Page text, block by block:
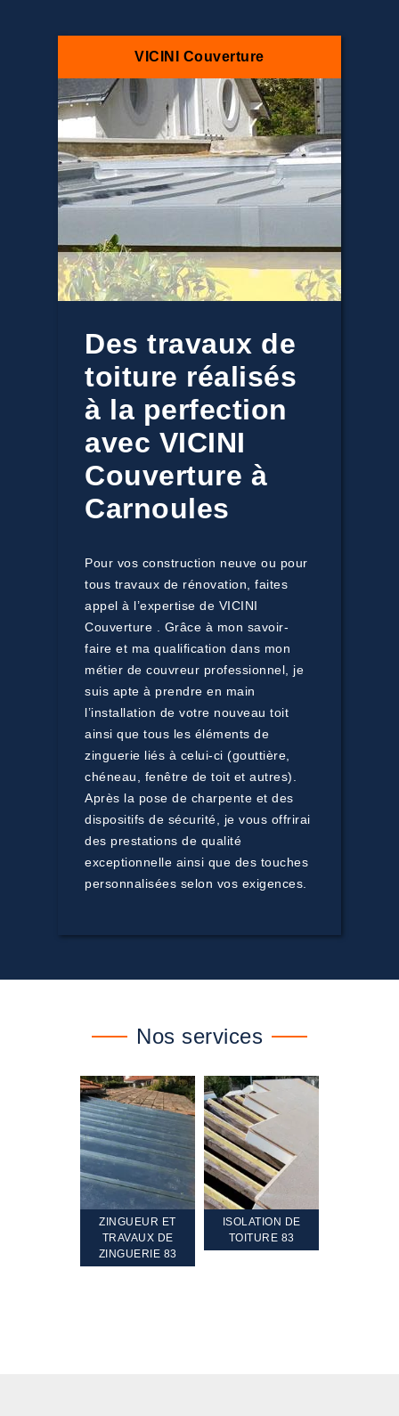
VICINI Couverture
Des travaux de
toiture réalisés
à la perfection
avec VICINI
Couverture à
Carnoules
Pour vos construction neuve ou pour
tous travaux de rénovation, faites
appel à l’expertise de VICINI
Couverture . Grâce à mon savoir-
faire et ma qualification dans mon
métier de couvreur professionnel, je
suis apte à prendre en main
l’installation de votre nouveau toit
ainsi que tous les éléments de
zinguerie liés à celui-ci (gouttière,
chéneau, fenêtre de toit et autres).
Après la pose de charpente et des
dispositifs de sécurité, je vous offrirai
des prestations de qualité
exceptionnelle ainsi que des touches
personnalisées selon vos exigences.
Nos services
ZINGUEUR ET
TRAVAUX DE
ZINGUERIE 83
ISOLATION DE
TOITURE 83